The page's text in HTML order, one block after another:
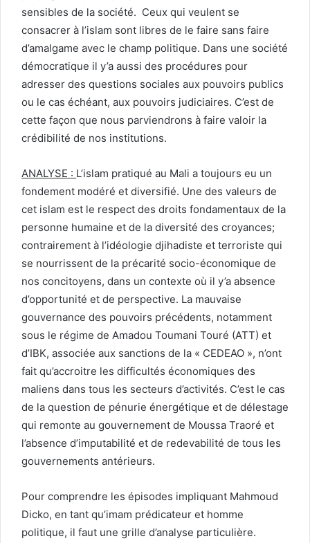
sensibles de la société. Ceux qui veulent se
consacrer à l’islam sont libres de le faire sans faire
d’amalgame avec le champ politique. Dans une société
démocratique il y’a aussi des procédures pour
adresser des questions sociales aux pouvoirs publics
ou le cas échéant, aux pouvoirs judiciaires. C’est de
cette façon que nous parviendrons à faire valoir la
crédibilité de nos institutions.
ANALYSE : L’islam pratiqué au Mali a toujours eu un
fondement modéré et diversifié. Une des valeurs de
cet islam est le respect des droits fondamentaux de la
personne humaine et de la diversité des croyances;
contrairement à l’idéologie djihadiste et terroriste qui
se nourrissent de la précarité socio-économique de
nos concitoyens, dans un contexte où il y’a absence
d’opportunité et de perspective. La mauvaise
gouvernance des pouvoirs précédents, notamment
sous le régime de Amadou Toumani Touré (ATT) et
d’IBK, associée aux sanctions de la « CEDEAO », n’ont
fait qu’accroitre les difficultés économiques des
maliens dans tous les secteurs d’activités. C’est le cas
de la question de pénurie énergétique et de délestage
qui remonte au gouvernement de Moussa Traoré et
l’absence d’imputabilité et de redevabilité de tous les
gouvernements antérieurs.
Pour comprendre les épisodes impliquant Mahmoud
Dicko, en tant qu’imam prédicateur et homme
politique, il faut une grille d’analyse particulière.